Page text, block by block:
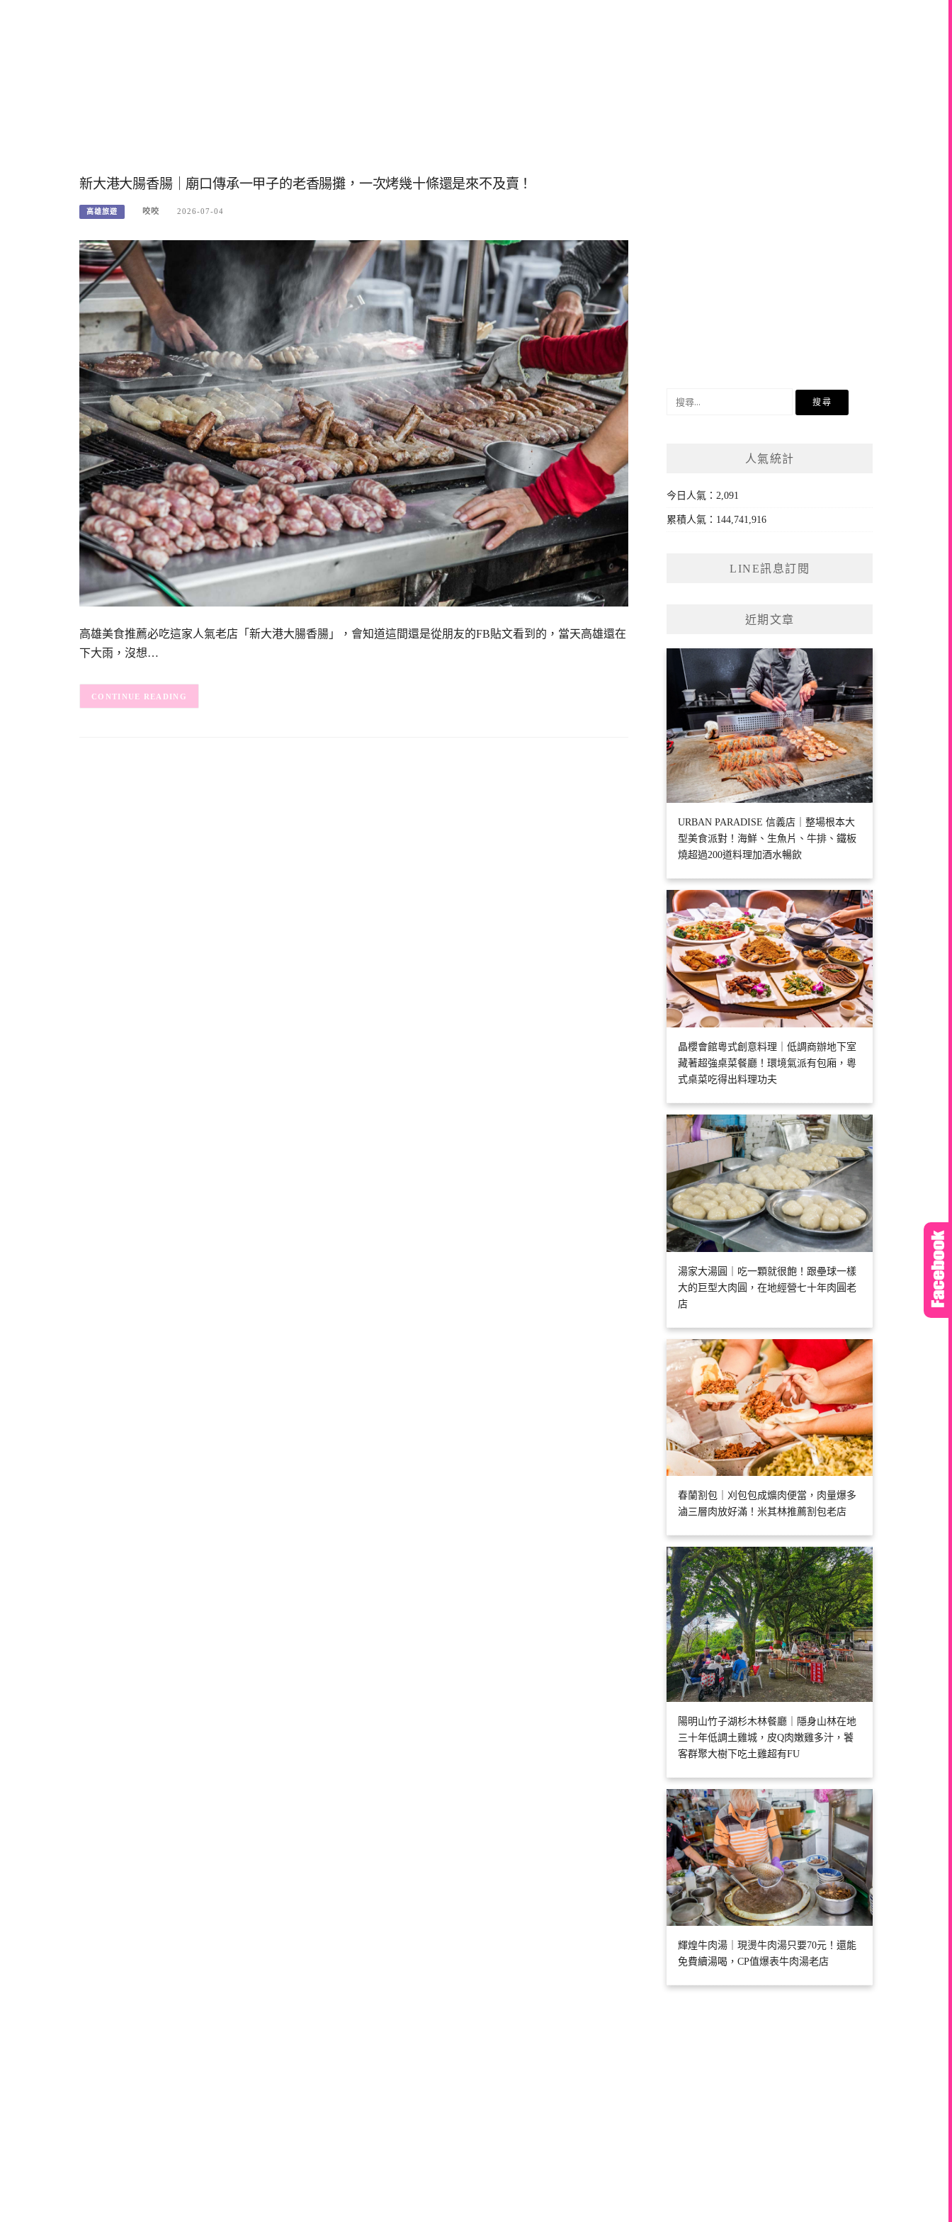
新大港大腸香腸｜廟口傳承一甲子的老香腸攤，一次烤幾十條還是來不及賣！
高雄旅遊 咬咬 2026-07-04
高雄美食推薦必吃這家人氣老店「新大港大腸香腸」，會知道這間還是從朋友的FB貼文看到的，當天高雄還在
下大雨，沒想…
CONTINUE READING
人氣統計
今日人氣：2,091
累積人氣：144,741,916
LINE訊息訂閱
近期文章
URBAN PARADISE 信義店｜整場根本大
型美食派對！海鮮、生魚片、牛排、鐵板
燒超過200道料理加酒水暢飲
晶櫻會館粵式創意料理｜低調商辦地下室
藏著超強桌菜餐廳！環境氣派有包廂，粵
式桌菜吃得出料理功夫
湯家大湯圓｜吃一顆就很飽！跟壘球一樣
大的巨型大肉圓，在地經營七十年肉圓老
店
春蘭割包｜刈包包成爌肉便當，肉量爆多
滷三層肉放好滿！米其林推薦割包老店
陽明山竹子湖杉木林餐廳｜隱身山林在地
三十年低調土雞城，皮Q肉嫩雞多汁，饕
客群聚大樹下吃土雞超有FU
輝煌牛肉湯｜現燙牛肉湯只要70元！還能
免費續湯喝，CP值爆表牛肉湯老店